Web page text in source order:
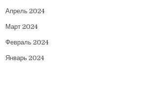
Апрель 2024
Март 2024
Февраль 2024
Январь 2024